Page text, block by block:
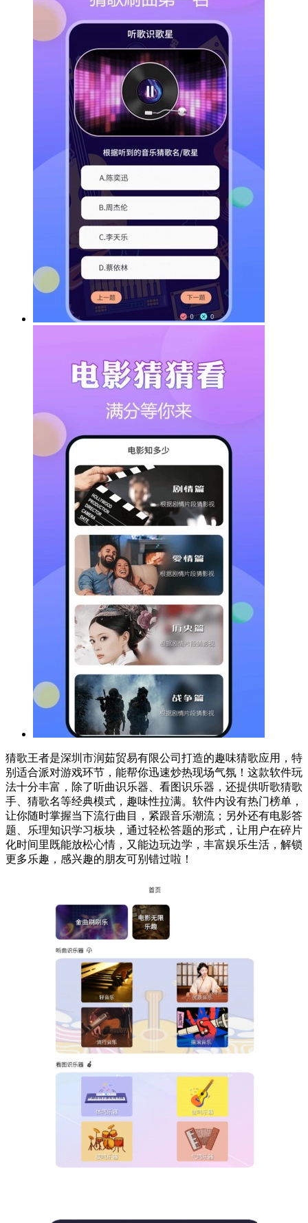
猜歌王者是深圳市润茹贸易有限公司打造的趣味猜歌应用，特
别适合派对游戏环节，能帮你迅速炒热现场气氛！这款软件玩
法十分丰富，除了听曲识乐器、看图识乐器，还提供听歌猜歌
手、猜歌名等经典模式，趣味性拉满。软件内设有热门榜单，
让你随时掌握当下流行曲目，紧跟音乐潮流；另外还有电影答
题、乐理知识学习板块，通过轻松答题的形式，让用户在碎片
化时间里既能放松心情，又能边玩边学，丰富娱乐生活，解锁
更多乐趣，感兴趣的朋友可别错过啦！